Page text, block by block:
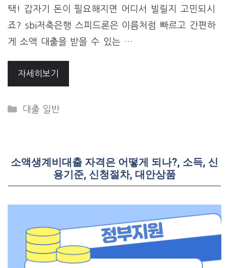
택! 갑자기 돈이 필요해지면 어디서 빌릴지 고민되시
죠? sbi저축은행 스피드론은 이름처럼 빠르고 간편하
게 소액 대출을 받을 수 있는 …
자세히보기
Categories
대출 일반
소액생계비대출 자격은 어떻게 되나?, 소득, 신
용기준, 신청절차, 대안상품